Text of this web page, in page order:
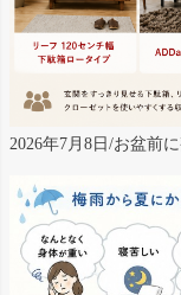
2026年7月8日/お盆前